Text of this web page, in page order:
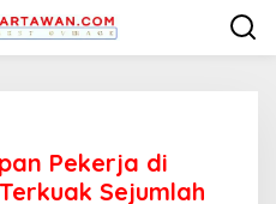
Pekerja di
Sejumlah